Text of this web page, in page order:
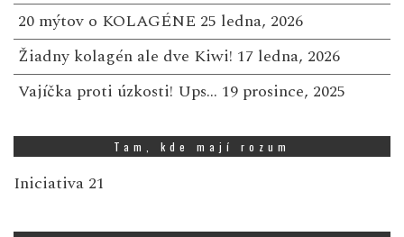
20 mýtov o KOLAGÉNE 25 ledna, 2026
Žiadny kolagén ale dve Kiwi! 17 ledna, 2026
Vajíčka proti úzkosti! Ups… 19 prosince, 2025
Tam, kde mají rozum
Iniciativa 21